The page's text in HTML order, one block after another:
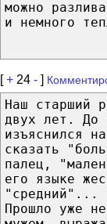
можно
и немного
[+ 24 - ]
Наш старший
двух лет. До
изъяснился
сказать
палец,
его языке
"средний"...
Прошло уже